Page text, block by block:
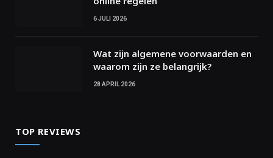
6 JULI 2026
Wat zijn algemene voorwaarden en
waarom zijn ze belangrijk?
28 APRIL 2026
TOP REVIEWS